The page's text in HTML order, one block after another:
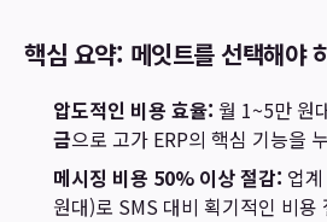
핵심 요약: 메잇트를 선택해야
압도적인 비용 효율: 월 1~5만 원
금으로 고가 ERP의 핵심 기능을
메시징 비용 50% 이상 절감: 업계
원대)로 SMS 대비 획기적인 비용